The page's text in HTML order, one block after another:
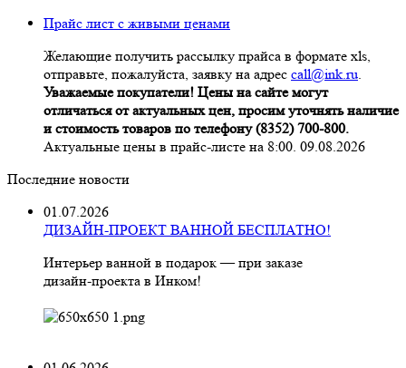
Прайс лист с живыми ценами
Желающие получить рассылку прайса в формате xls,
отправьте, пожалуйста, заявку на адрес call@ink.ru.
Уважаемые покупатели! Цены на сайте могут
отличаться от актуальных цен, просим уточнять наличие
и стоимость товаров по телефону (8352) 700-800.
Актуальные цены в прайс-листе на 8:00. 09.08.2026
Последние новости
01.07.2026
ДИЗАЙН-ПРОЕКТ ВАННОЙ БЕСПЛАТНО!
Интерьер ванной в подарок — при заказе
дизайн‑проекта в Инком!